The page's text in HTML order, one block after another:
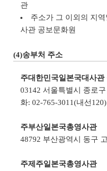
관
주소가 그 이외의 지
사관 공보문화원
(4)송부처 주소
주대한민국일본국대사관
03142 서울특별시 종로
화: 02-765-3011(내선120)
주부산일본국총영사관
48792 부산광역시 동구
주제주일본국총영사관